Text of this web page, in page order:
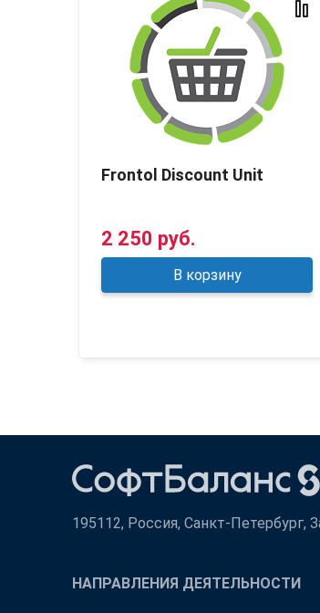
Frontol Discount Unit
2 250 руб.
В корзину
195112, Россия, Санкт-Петербург,
НАПРАВЛЕНИЯ ДЕЯТЕЛЬНОСТИ